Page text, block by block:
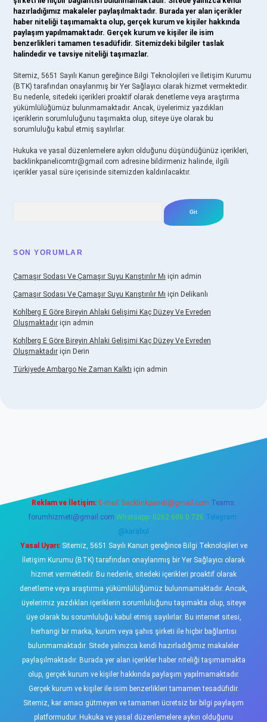
hazırladığımız makaleler paylaşılmaktadır. Burada yer alan içerikler
haber niteliği taşımamakta olup, gerçek kurum ve kişiler hakkında
paylaşım yapılmamaktadır. Gerçek kurum ve kişiler ile isim
benzerlikleri tamamen tesadüfidir. Sitemizdeki bilgiler taslak
halindedir ve tavsiye niteliği taşımazlar.
Sitemiz, 5651 Sayılı Kanun gereğince Bilgi Teknolojileri ve İletişim Kurumu
(BTK) tarafından onaylanmış bir Yer Sağlayıcı olarak hizmet vermektedir.
Bu nedenle, sitedeki içerikleri proaktif olarak denetleme veya araştırma
yükümlülüğümüz bulunmamaktadır. Ancak, üyelerimiz yazdıkları
içeriklerin sorumluluğunu taşımakta olup, siteye üye olarak bu
sorumluluğu kabul etmiş sayılırlar.
Hukuka ve yasal düzenlemelere aykırı olduğunu düşündüğünüz içerikleri,
backlinkpanelicomtr@gmail.com adresine bildirmeniz halinde, ilgili
içerikler yasal süre içerisinde sitemizden kaldırılacaktır.
SON YORUMLAR
Çamaşır Sodası Ve Çamaşır Suyu Karıştırılır Mı için admin
Çamaşır Sodası Ve Çamaşır Suyu Karıştırılır Mı için Delikanlı
Kohlberg E Göre Bireyin Ahlaki Gelişimi Kaç Düzey Ve Evreden
Oluşmaktadır için admin
Kohlberg E Göre Bireyin Ahlaki Gelişimi Kaç Düzey Ve Evreden
Oluşmaktadır için Derin
Türkiyede Ambargo Ne Zaman Kalktı için admin
Reklam ve İletişim: E-mail: backlinkpaneli@gmail.com Teams:
forumhizmeti@gmail.com Whatsapp: 0262 606 0 726 Telegram:
@karabul
Yasal Uyarı:Sitemiz, 5651 Sayılı Kanun gereğince Bilgi Teknolojileri ve
İletişim Kurumu (BTK) tarafından onaylanmış bir Yer Sağlayıcı olarak
hizmet vermektedir. Bu nedenle, sitedeki içerikleri proaktif olarak
denetleme veya araştırma yükümlülüğümüz bulunmamaktadır. Ancak,
üyelerimiz yazdıkları içeriklerin sorumluluğunu taşımakta olup, siteye
üye olarak bu sorumluluğu kabul etmiş sayılırlar. Bu internet sitesi,
herhangi bir marka, kurum veya şahıs şirketi ile hiçbir bağlantısı
bulunmamaktadır. Sitede yalnızca kendi hazırladığımız makaleler
paylaşılmaktadır. Burada yer alan içerikler haber niteliği taşımamakta
olup, gerçek kurum ve kişiler hakkında paylaşım yapılmamaktadır.
Gerçek kurum ve kişiler ile isim benzerlikleri tamamen tesadüfidir.
Sitemiz, kar amacı gütmeyen ve tamamen ücretsiz bir bilgi paylaşım
platformudur. Hukuka ve yasal düzenlemelere aykırı olduğunu